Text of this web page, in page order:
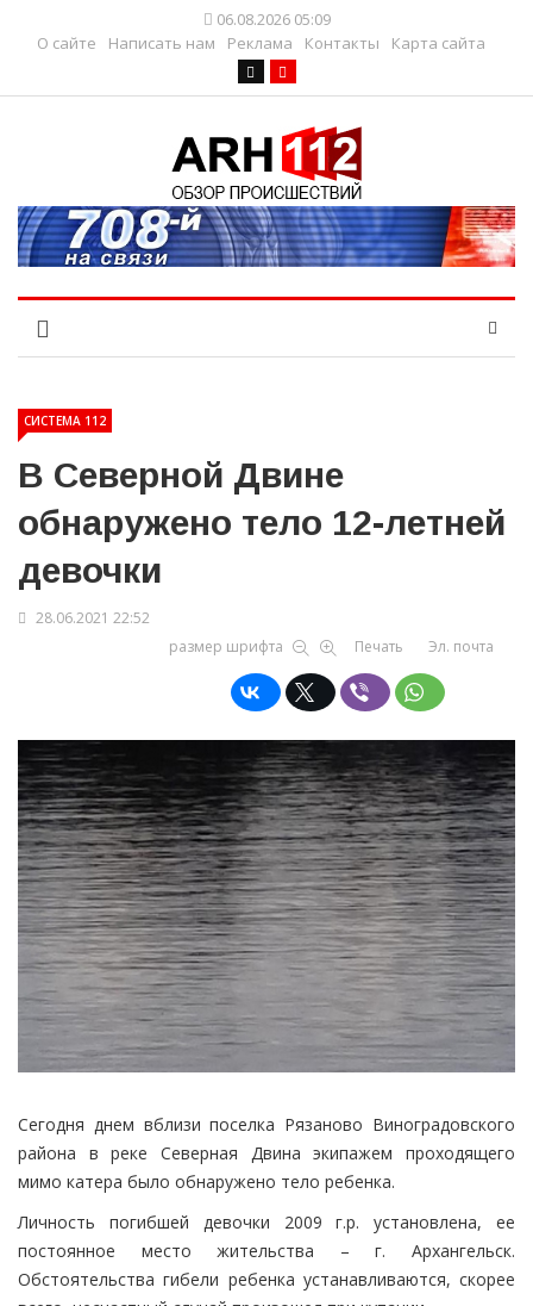
06.08.2026 05:09
О сайте
Написать нам Реклама Контакты Карта сайта
СИСТЕМА 112
В Северной Двине
обнаружено тело 12-летней
девочки
28.06.2021 22:52
размер шрифта
Печать Эл. почта
Сегодня днем вблизи поселка Рязаново Виноградовского
района в реке Северная Двина экипажем проходящего
мимо катера было обнаружено тело ребенка.
Личность погибшей девочки 2009 г.р. установлена, ее
постоянное место жительства – г. Архангельск.
Обстоятельства гибели ребенка устанавливаются, скорее